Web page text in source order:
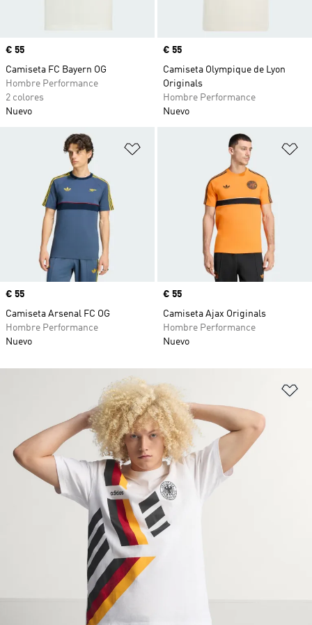
Precio
€ 55
Camiseta FC Bayern OG
Hombre Performance
2 colores
Nuevo
Precio
€ 55
Camiseta Olympique de Lyon
Originals
Hombre Performance
Nuevo
Añadir a la lista de deseos
Precio
€ 55
Camiseta Arsenal FC OG
Hombre Performance
Nuevo
Precio
€ 55
Camiseta Ajax Originals
Hombre Performance
Nuevo